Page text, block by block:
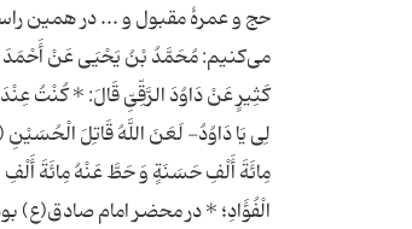
حج و عمرۀ مقبول و ... در همین
می‌کنیم: مُحَمَّدُ بْنُ یَحْیَى عَنْ
کَثِیرٍ عَنْ دَاوُدَ الرَّقِّیِّ قَالَ: * کُنْتُ عِنْدَ
لِی یَا دَاوُدُ- لَعَنَ اللَّهُ قَاتِلَ
مِائَةَ أَلْفِ حَسَنَةٍ وَ حَطَّ عَنْهُ مِائَةَ أَلْفِ
الْفُؤَادِ؛ * در محضر امام صادق(ع)